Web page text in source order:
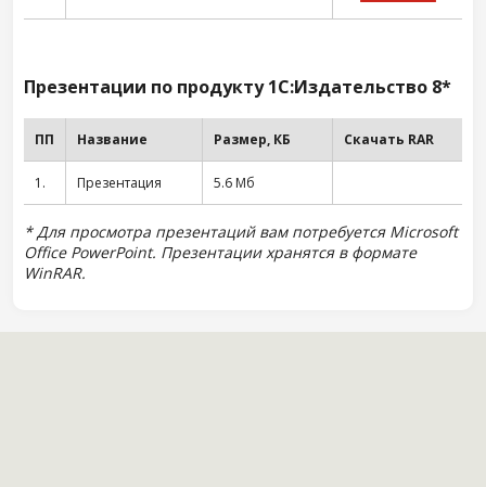
Презентации по продукту 1С:Издательство 8*
ПП Название Размер, КБ Скачать RAR
1. Презентация 5.6 Мб
* Для просмотра презентаций вам потребуется Microsoft
Office PowerPoint. Презентации хранятся в формате
WinRAR.